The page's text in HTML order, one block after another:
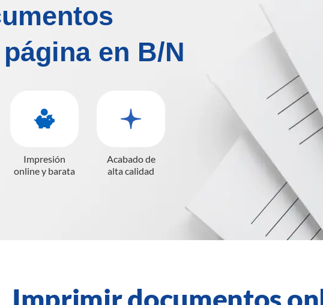
en B/N
Impresión
online y barata
Acabado de
alta calidad